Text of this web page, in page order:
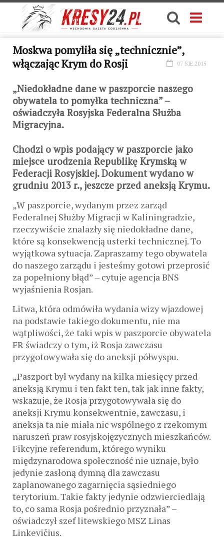
Moskwa pomyliła się „technicznie”,
włączając Krym do Rosji
07 SIE 2015
„Niedokładne dane w paszporcie naszego
obywatela to pomyłka techniczna” –
oświadczyła Rosyjska Federalna Służba
Migracyjna.
Chodzi o wpis podający w paszporcie jako
miejsce urodzenia Republikę Krymską w
Federacji Rosyjskiej. Dokument wydano w
grudniu 2013 r., jeszcze przed aneksją Krymu.
„W paszporcie, wydanym przez zarząd
Federalnej Służby Migracji w Kaliningradzie,
rzeczywiście znalazły się niedokładne dane,
które są konsekwencją usterki technicznej. To
wyjątkowa sytuacja. Zapraszamy tego obywatela
do naszego zarządu i jesteśmy gotowi przeprosić
za popełniony błąd” – cytuje agencja BNS
wyjaśnienia Rosjan.
Litwa, która odmówiła wydania wizy wjazdowej
na podstawie takiego dokumentu, nie ma
wątpliwości, że taki wpis w paszporcie obywatela
FR świadczy o tym, iż Rosja zawczasu
przygotowywała się do aneksji półwyspu.
„Paszport był wydany na kilka miesięcy przed
aneksją Krymu i ten fakt ten, tak jak inne fakty,
wskazuje, że Rosja przygotowywała się do
aneksji Krymu konsekwentnie, zawczasu, i
aneksja ta nie miała nic wspólnego z rzekomym
naruszeń praw rosyjskojęzycznych mieszkańców.
Fikcyjne referendum, którego wyniku
międzynarodowa społeczność nie uznaje, było
jedynie zasłoną dymną dla zawczasu
zaplanowanego zagarnięcia sąsiedniego
terytorium. Takie fakty jedynie odzwierciedlają
to, co sama Rosja pośrednio przyznała” –
oświadczył szef litewskiego MSZ Linas
Linkevičius.